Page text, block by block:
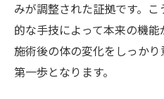
みが調整された証拠です。
的な手技によって本来の機能
施術後の体の変化をしっか
第一歩となります。